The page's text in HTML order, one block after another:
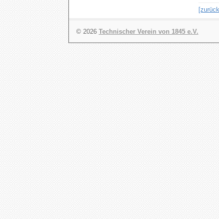
© 2026 Technischer Verein von 1845 e.V.